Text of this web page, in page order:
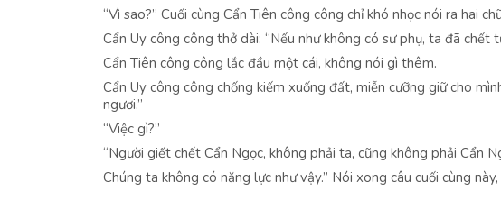
“Vì sao?” Cuối cùng Cẩn Tiên công công chỉ khó nhọc nói ra hai
Cẩn Uy công công thở dài: “Nếu như không có sư phụ, ta đã chết
Cẩn Tiên công công lắc đầu một cái, không nói gì thêm.
Cẩn Uy công công chống kiếm xuống đất, miễn cưỡng giữ cho
ngươi.”
“Việc gì?”
“Người giết chết Cẩn Ngọc, không phải ta, cũng không phải Cẩn
Chúng ta không có năng lực như vậy.” Nói xong câu cuối cùng